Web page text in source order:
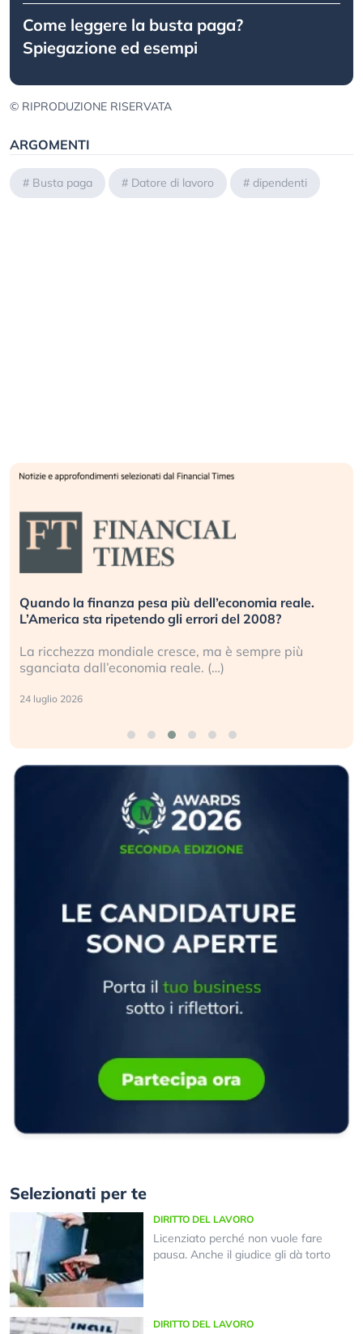
Come leggere la busta paga?
Spiegazione ed esempi
© RIPRODUZIONE RISERVATA
ARGOMENTI
# Busta paga # Datore di lavoro # dipendenti
Quando la finanza pesa più dell’economia reale.
L’America sta ripetendo gli errori del 2008?
La ricchezza mondiale cresce, ma è sempre più
sganciata dall’economia reale. (…)
24 luglio 2026
Selezionati per te
DIRITTO DEL LAVORO
Licenziato perché non vuole fare
pausa. Anche il giudice gli dà torto
DIRITTO DEL LAVORO